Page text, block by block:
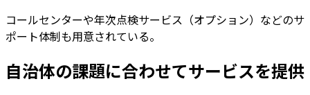
コールセンターや年次点検サービス（オプション）などのサ
ポート体制も用意されている。
自治体の課題に合わせてサービスを提供